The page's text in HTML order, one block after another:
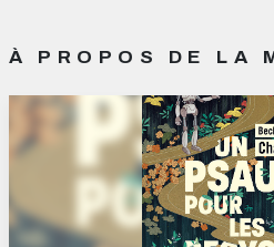
À PROPOS DE LA